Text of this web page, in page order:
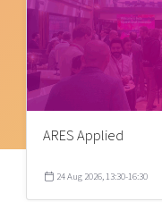
ARES Applied
24 Aug 2026, 13:30-16:30